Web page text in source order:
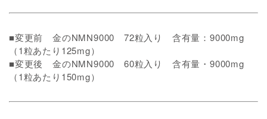
■変更前 金のNMN9000 72粒入り 含有量：9000mg
（1粒あたり125mg）
■変更後 金のNMN9000 60粒入り 含有量・9000mg
（1粒あたり150mg）